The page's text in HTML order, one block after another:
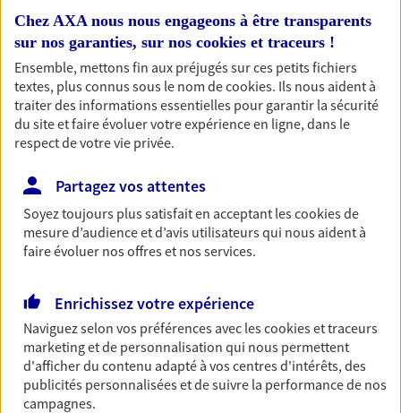
04 70 05 30 73
NOUS CONTACTER
PRENDRE RENDEZ-VOUS
N° Orias * (orias.fr) : EI LANOE CYNTHIA (23007496); EI BONNARD
HERVE (12066032)
Sophie Richard
Conseiller AXA Epargne et Protection
03100 Montlucon
Chez AXA nous nous engageons à être transparents
sur nos garanties, sur nos cookies et traceurs !
Ensemble, mettons fin aux préjugés sur ces petits fichiers
textes, plus connus sous le nom decookies. Ils nous aident à
traiter des informations essentielles pour garantir la sécurité
du site et faire évoluer votre expérience en ligne, dans le
respect de votre vie privée.
Partagez vos attentes
Soyez toujours plus satisfait en acceptant lescookiesde
mesure d’audience et d’avis utilisateurs qui nous aident à
faire évoluer nos offres et nos services.
Enrichissez votre expérience
Naviguez selon vos préférences avec lescookies et traceurs
marketing et de personnalisation qui nous permettent
d'afficher du contenu adapté à vos centres d'intérêts, des
publicités personnalisées et de suivre la performance de nos
campagnes.